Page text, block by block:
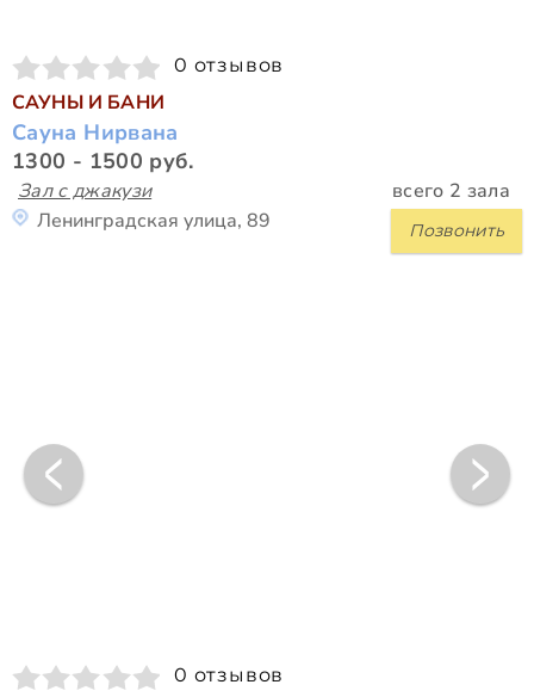
0 отзывов
САУНЫ И БАНИ
Сауна Нирвана
1300 - 1500 руб.
Зал с джакузи всего 2 зала
Позвонить
Ленинградская улица, 89
0 отзывов